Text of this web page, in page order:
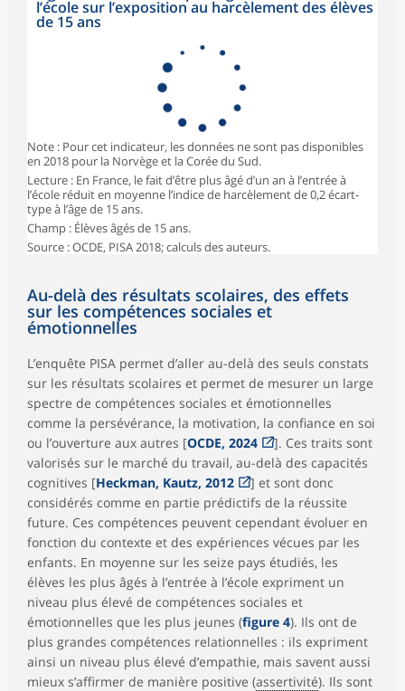
l’école sur l’exposition au harcèlement des élèves
de 15 ans
Note : Pour cet indicateur, les données ne sont pas disponibles
en 2018 pour la Norvège et la Corée du Sud.
Lecture : En France, le fait d’être plus âgé d’un an à l’entrée à
l’école réduit en moyenne l’indice de harcèlement de 0,2 écart-
type à l’âge de 15 ans.
Champ : Élèves âgés de 15 ans.
Source : OCDE, PISA 2018; calculs des auteurs.
Au-delà des résultats scolaires, des effets
sur les compétences sociales et
émotionnelles
L’enquête PISA permet d’aller au-delà des seuls constats
sur les résultats scolaires et permet de mesurer un large
spectre de compétences sociales et émotionnelles
comme la persévérance, la motivation, la confiance en soi
ou l’ouverture aux autres [OCDE, 2024
]. Ces traits sont
valorisés sur le marché du travail, au-delà des capacités
cognitives [Heckman, Kautz, 2012
] et sont donc
considérés comme en partie prédictifs de la réussite
future. Ces compétences peuvent cependant évoluer en
fonction du contexte et des expériences vécues par les
enfants. En moyenne sur les seize pays étudiés, les
élèves les plus âgés à l’entrée à l’école expriment un
niveau plus élevé de compétences sociales et
émotionnelles que les plus jeunes (figure 4). Ils ont de
plus grandes compétences relationnelles : ils expriment
ainsi un niveau plus élevé d’empathie, mais savent aussi
mieux s’affirmer de manière positive (assertivité). Ils sont